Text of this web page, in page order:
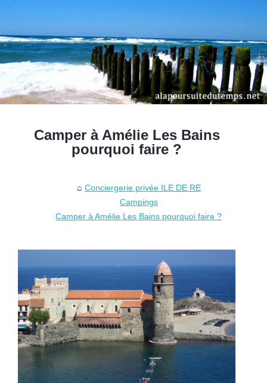
Camper à Amélie Les Bains
pourquoi faire ?
Conciergerie privée ILE DE RE
Campings
Camper à Amélie Les Bains pourquoi faire ?